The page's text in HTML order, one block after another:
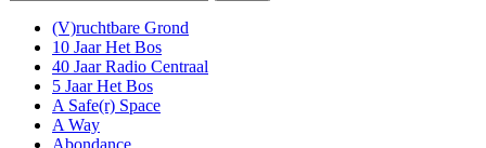
(V)ruchtbare Grond
10 Jaar Het Bos
40 Jaar Radio Centraal
5 Jaar Het Bos
A Safe(r) Space
A Way